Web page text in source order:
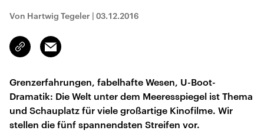
Von Hartwig Tegeler | 03.12.2016
Link
kopieren/teilen
Email
Grenzerfahrungen, fabelhafte Wesen, U-Boot-
Dramatik: Die Welt unter dem Meeresspiegel ist Thema
und Schauplatz für viele großartige Kinofilme. Wir
stellen die fünf spannendsten Streifen vor.